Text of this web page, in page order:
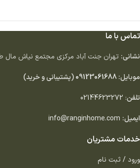
تماس با ما
نشانی: تهران جنت آباد مركزى مجتمع نياش مال
موبایل:09123061688(پشتیبانی و خرید)
تلفن:
02144623272
ایمیل: info@ranginhome.com
خدمات مشتریان
ورود / ثبت نام